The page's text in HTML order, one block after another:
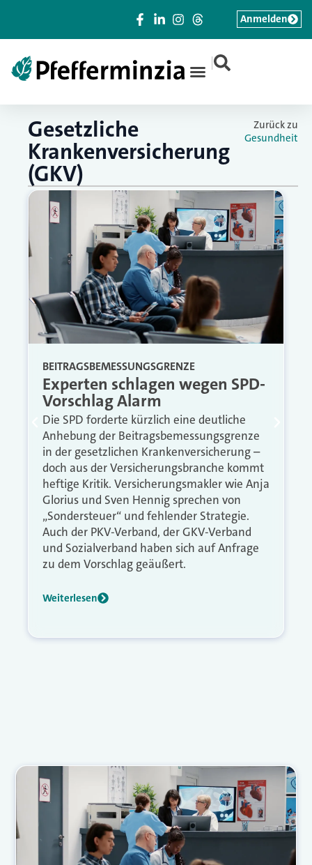
|
Anmelden
Gesetzliche
Krankenversicherung
(GKV)
Zurück zu
Gesundheit
BEITRAGSBEMESSUNGSGRENZE
Experten schlagen wegen SPD-
Vorschlag Alarm
Die SPD forderte kürzlich eine deutliche
Anhebung der Beitragsbemessungsgrenze
in der gesetzlichen Krankenversicherung –
doch aus der Versicherungsbranche kommt
heftige Kritik. Versicherungsmakler wie Anja
Glorius und Sven Hennig sprechen von
„Sondersteuer“ und fehlender Strategie.
Auch der PKV-Verband, der GKV-Verband
und Sozialverband haben sich auf Anfrage
zu dem Vorschlag geäußert.
Weiterlesen